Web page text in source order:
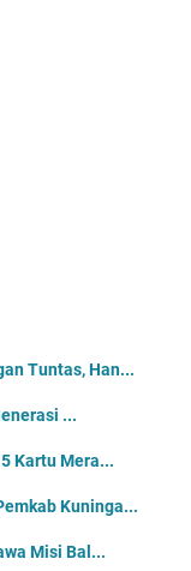
Tuntas, Han...
...
Kartu Mera...
Kuninga...
Misi Bal...